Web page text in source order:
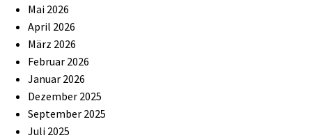
Mai 2026
April 2026
März 2026
Februar 2026
Januar 2026
Dezember 2025
September 2025
Juli 2025